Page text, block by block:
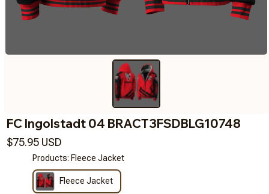
FC Ingolstadt 04 BRACT3FSDBLG10748
$75.95 USD
Products: Fleece Jacket
Fleece Jacket